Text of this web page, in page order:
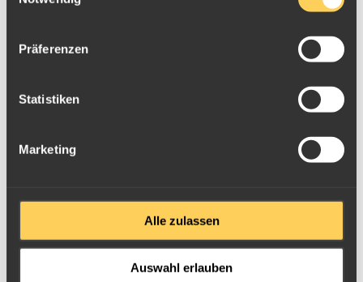
Präferenzen
Statistiken
Marketing
Alle zulassen
Auswahl erlauben